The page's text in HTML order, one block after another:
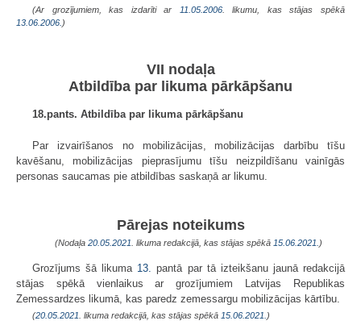
(Ar grozījumiem, kas izdarīti ar 11.05.2006. likumu, kas stājas spēkā
13.06.2006. )
VII nodaļa
Atbildība par likuma pārkāpšanu
18.pants. Atbildība par likuma pārkāpšanu
Par izvairīšanos no mobilizācijas, mobilizācijas darbību tīšu
kavēšanu, mobilizācijas pieprasījumu tīšu neizpildīšanu vainīgās
personas saucamas pie atbildības saskaņā ar likumu.
Pārejas noteikums
(Nodaļa 20.05.2021 . likuma redakcijā, kas stājas spēkā 15.06.2021. )
Grozījums šā likuma 13. pantā par tā izteikšanu jaunā redakcijā
stājas spēkā vienlaikus ar grozījumiem Latvijas Republikas
Zemessardzes likumā, kas paredz zemessargu mobilizācijas kārtību.
(20.05.2021 . likuma redakcijā, kas stājas spēkā 15.06.2021. )